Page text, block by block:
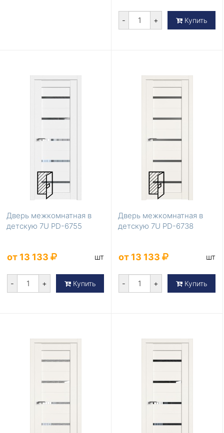
- + Купить
Дверь межкомнатная в
детскую 7U PD-6755
от 13 133 шт
- + Купить
Дверь межкомнатная в
детскую 7U PD-6738
от 13 133 шт
- + Купить